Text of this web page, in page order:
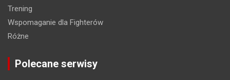
Trening
Wspomaganie dla Fighterów
Różne
Polecane serwisy